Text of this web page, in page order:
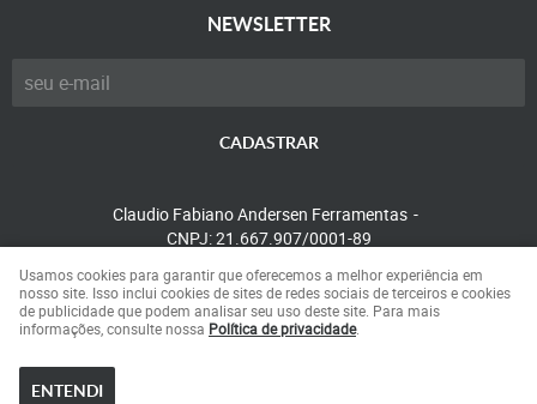
NEWSLETTER
CADASTRAR
Claudio Fabiano Andersen Ferramentas
CNPJ: 21.667.907/0001-89
LOJA VIRTUAL CRIADA POR
Usamos cookies para garantir que oferecemos a melhor experiência em
nosso site. Isso inclui cookies de sites de redes sociais de terceiros e cookies
de publicidade que podem analisar seu uso deste site. Para mais
informações, consulte nossa Política de privacidade.
ENTENDI